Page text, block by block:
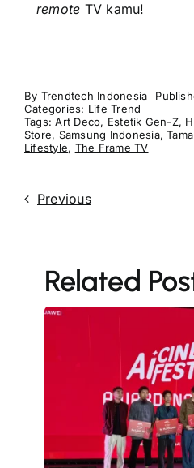
remote TV kamu!
By Trendtech Indonesia
Categories: Life Trend
Tags:Art Deco, Estetik Gen-Z,
Store, Samsung Indonesia,
Lifestyle, The Frame TV
Previous
Related